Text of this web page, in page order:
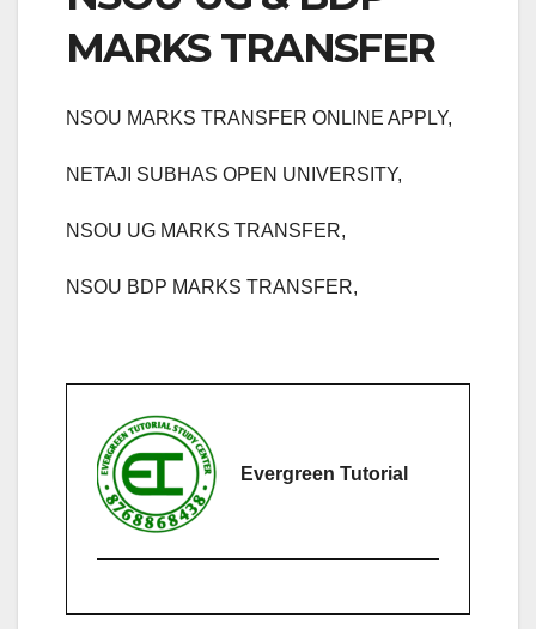
MARKS TRANSFER
NSOU MARKS TRANSFER ONLINE APPLY,
NETAJI SUBHAS OPEN UNIVERSITY,
NSOU UG MARKS TRANSFER,
NSOU BDP MARKS TRANSFER,
Evergreen Tutorial